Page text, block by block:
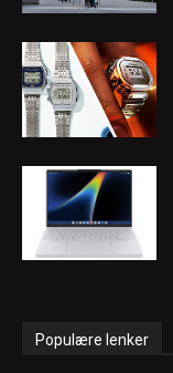
Populære lenker